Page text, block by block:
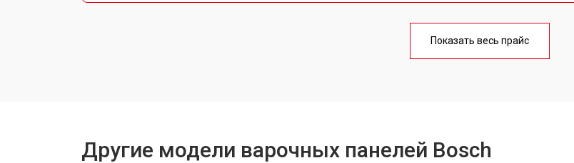
от 140 мин
Показать весь прайс
Другие модели варочных панелей Bosch